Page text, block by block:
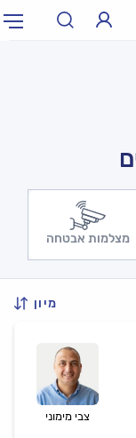
מצלמות אבטחה
מיון
צבי מימוני